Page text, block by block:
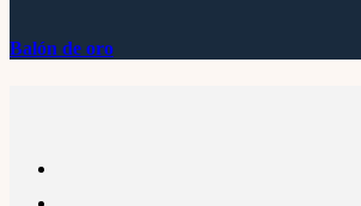
Balón de oro